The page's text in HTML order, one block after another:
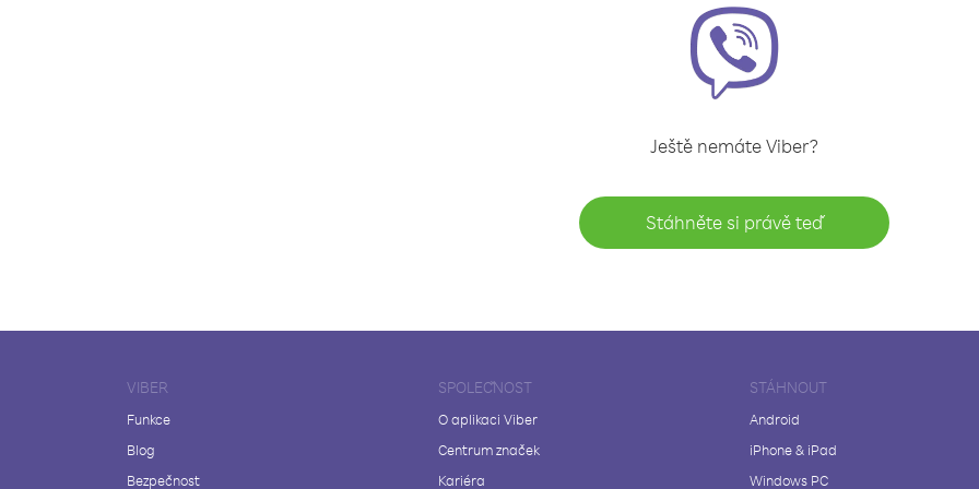
Ještě nemáte Viber?
Stáhněte si právě teď
VIBER
Funkce
Blog
Bezpečnost
SPOLEČNOST
O aplikaci Viber
Centrum značek
Kariéra
STÁHNOUT
Android
iPhone & iPad
Windows PC